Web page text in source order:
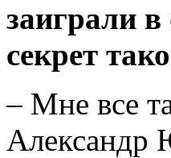
заиграли
секрет
– Мне всe
Александр